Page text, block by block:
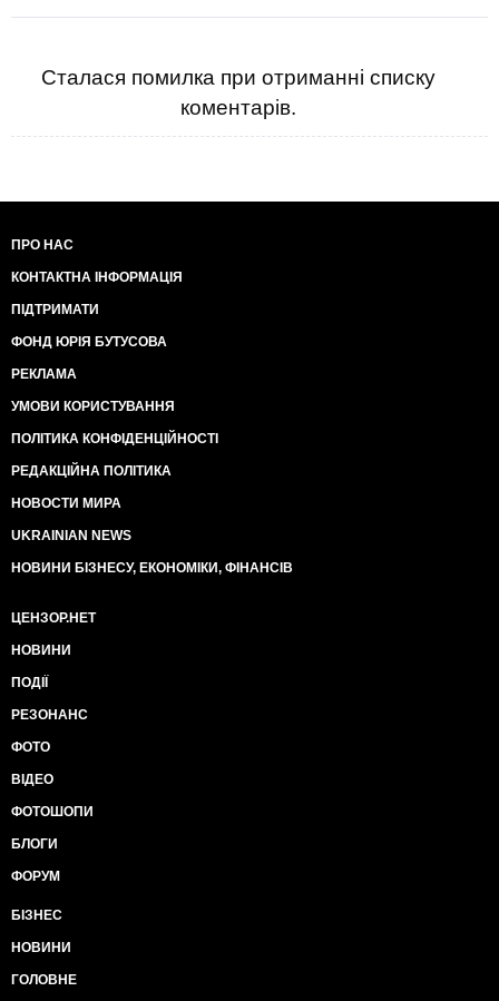
Сталася помилка при отриманні списку
коментарів.
ПРО НАС
КОНТАКТНА ІНФОРМАЦІЯ
ПІДТРИМАТИ
ФОНД ЮРІЯ БУТУСОВА
РЕКЛАМА
УМОВИ КОРИСТУВАННЯ
ПОЛІТИКА КОНФІДЕНЦІЙНОСТІ
РЕДАКЦІЙНА ПОЛІТИКА
НОВОСТИ МИРА
UKRAINIAN NEWS
НОВИНИ БІЗНЕСУ, ЕКОНОМІКИ, ФІНАНСІВ
ЦЕНЗОР.НЕТ
НОВИНИ
ПОДІЇ
РЕЗОНАНС
ФОТО
ВІДЕО
ФОТОШОПИ
БЛОГИ
ФОРУМ
БІЗНЕС
НОВИНИ
ГОЛОВНЕ